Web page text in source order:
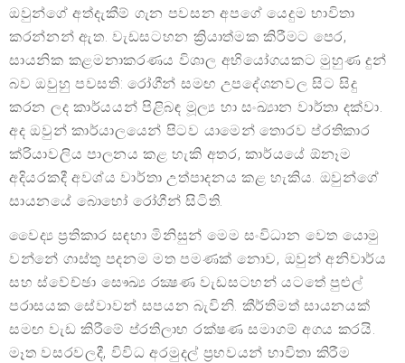
ඔවුන්ගේ අත්දැකීම් ගැන පවසන අපගේ යෙදුම භාවිතා
කරන්නන් ඇත. වැඩසටහන ක්‍රියාත්මක කිරීමට පෙර,
සායනික කළමනාකරණය විශාල අභියෝගයකට මුහුණ දුන්
බව ඔවුහු පවසති: රෝගීන් සමඟ උපදේශනවල සිට සිදු
කරන ලද කාර්යයන් පිළිබඳ මූල්‍ය හා සංඛ්‍යාන වාර්තා දක්වා.
අද ඔවුන් කාර්යාලයෙන් පිටව යාමෙන් තොරව ප්රතිකාර
ක්රියාවලිය පාලනය කළ හැකි අතර, කාර්යයේ ඕනෑම
අදියරකදී අවශ්ය වාර්තා උත්පාදනය කළ හැකිය. ඔවුන්ගේ
සායනයේ බොහෝ රෝගීන් සිටිති.
වෛද්‍ය ප්‍රතිකාර සඳහා මිනිසුන් මෙම සංවිධාන වෙත යොමු
වන්නේ ගාස්තු පදනම මත පමණක් නොව, ඔවුන් අනිවාර්ය
සහ ස්වේච්ඡා සෞඛ්‍ය රක්‍ෂණ වැඩසටහන් යටතේ පුළුල්
පරාසයක සේවාවන් සපයන බැවිනි. කීර්තිමත් සායනයක්
සමඟ වැඩ කිරීමේ ප්රතිලාභ රක්ෂණ සමාගම් අගය කරයි.
මෑත වසරවලදී, විවිධ අරමුදල් ප්‍රභවයන් භාවිතා කිරීම